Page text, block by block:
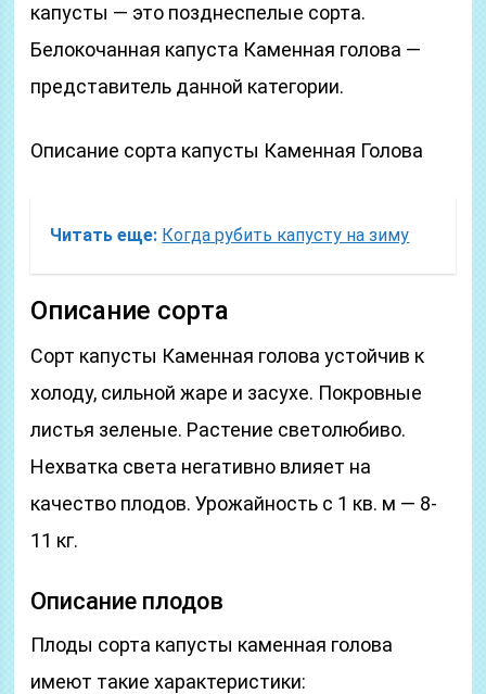
капусты — это позднеспелые сорта.
Белокочанная капуста Каменная голова —
представитель данной категории.
Описание сорта капусты Каменная Голова
Читать еще: Когда рубить капусту на зиму
Описание сорта
Сорт капусты Каменная голова устойчив к
холоду, сильной жаре и засухе. Покровные
листья зеленые. Растение светолюбиво.
Нехватка света негативно влияет на
качество плодов. Урожайность с 1 кв. м — 8-
11 кг.
Описание плодов
Плоды сорта капусты каменная голова
имеют такие характеристики: